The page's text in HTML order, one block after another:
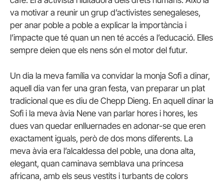
va motivar a reunir un grup d’activistes senegaleses,
per anar poble a poble a explicar la importància i
l’impacte que té quan un nen té accés a l’educació. Elles
sempre deien que els nens són el motor del futur.
Un dia la meva família va convidar la monja Sofi a dinar,
aquell dia van fer una gran festa, van preparar un plat
tradicional que es diu de Chepp Dieng. En aquell dinar la
Sofi i la meva àvia Nene van parlar hores i hores, les
dues van quedar enlluernades en adonar-se que eren
exactament iguals, però de dos mons diferents. La
meva àvia era l’alcaldessa del poble, una dona alta,
elegant, quan caminava semblava una princesa
africana, amb els seus vestits i turbants de colors